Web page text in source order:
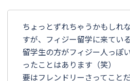
ちょっとずれちゃうかもしれ
すが、フィジー留学に来てい
留学生の方がフィジー人っぽ
ったことはあります（笑）
要はフレンドリーさってこと